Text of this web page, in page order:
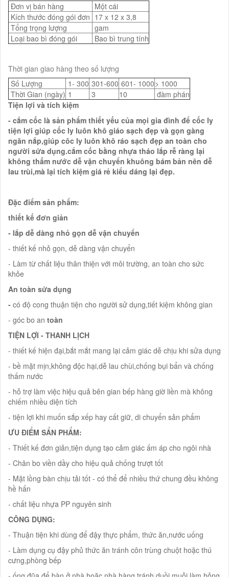
Đơn vị bán hàng
Một cái
Kích thước đóng gói đơn 17 x 12 x 3,8
Tổng trọng lượng
gam
Loại bao bì đóng gói
Bao bì trung tính
Thời gian giao hàng theo số lượng
Số Lượng
1- 300 301-600 601- 1000> 1000
Thời Gian (ngày) 1 3 10
đàm phán
Tiện lợi và tích kiệm
- cắm cốc là sản phẩm thiết yếu của mọi gia đình để cốc ly
tiện lợi giúp cốc ly luôn khô giáo sạch đẹp và gọn gàng
ngăn nắp,giúp côc ly luôn khô ráo sạch đẹp an toàn cho
người sửa dụng.cắm cốc bằng nhựa tháo lắp rễ ràng lại
không thấm nước dễ vận chuyển khuông bám bản nên dễ
lau trùi,mà lại tích kiệm giá rẻ kiểu dáng lại đẹp.
Đặc điểm sản phẩm:
thiết kế đơn giản
- lắp dễ dàng nhỏ gọn dễ vận chuyển
- thiết kế nhỏ gọn, dễ dàng vận chuyển
- Làm từ chất liệu thân thiện với môi trường, an toàn cho sức
khỏe
An toàn sửa dụng
- có độ cong thuận tiện cho người sử dụng,tiết kiệm không gian
- góc bo an toàn
TIỆN LỢI - THANH LỊCH
- thiết kế hiện đại,bắt mắt mang lại cảm giác dễ chịu khi sửa dụng
- bề mặt mịn,không độc hại,dễ lau chùi,chống bụi bẩn và chống
thấm nước
- hỗ trợ làm việc hiệu quả bên gian bếp hàng giờ liền mà không
chiếm nhiều diện tích
- tiện lợi khi muốn sắp xếp hay cất giữ, di chuyển sản phẩm
ƯU ĐIỂM SẨN PHẨM:
- Thiết kế đơn giản,tiện dụng tạo cảm giác ấm áp cho ngôi nhà
- Chân bo viền dầy cho hiệu quả chống trượt tốt
- Mặt lồng bàn chịu tải tốt - có thể để nhiều thứ chung đều không
hề hấn
- chất liệu nhựa PP nguyên sinh
CÔNG DỤNG:
- Thuận tiện khi dùng để đậy thực phẩm, thức ăn,nước uống
- Làm dụng cụ đậy phủ thức ăn tránh côn trùng chuột hoặc thú
cưng,phòng bếp